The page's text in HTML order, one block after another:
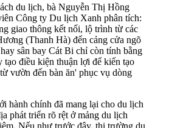
du lịch, bà Nguyễn Thị Hồng
Công ty Du lịch Xanh phân tích:
giao thông kết nối, lộ trình từ các
(Thanh Hà) đến cảng cửa ngõ
sân bay Cát Bi chỉ còn tính bằng
tạo điều kiện thuận lợi để kiến tạo
vườn đến bàn ăn' phục vụ dòng
hành chính đã mang lại cho du lịch
phát triển rõ rệt ở mảng du lịch
Nếu như trước đây, thị trường du